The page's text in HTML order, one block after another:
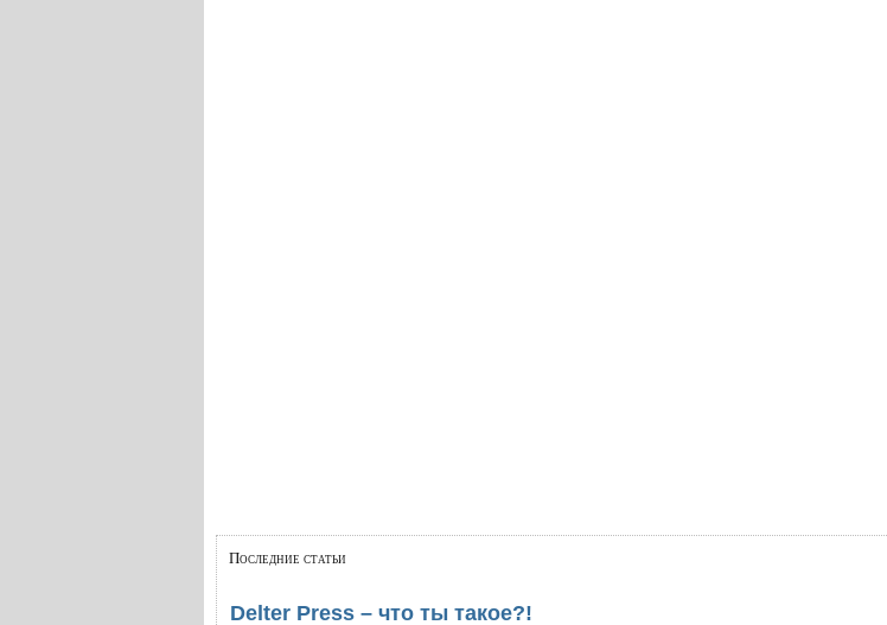
Последние статьи
Delter Press – что ты такое?!